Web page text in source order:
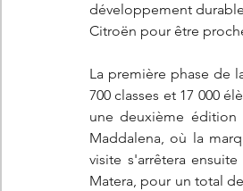
développement
Citroën pour être
La première phase de
700 classes et 17 000
une deuxième
Maddalena, où la
visite s'arrêtera
Matera, pour un total